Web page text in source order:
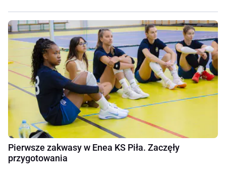
Pierwsze zakwasy w Enea KS Piła. Zaczęły
przygotowania